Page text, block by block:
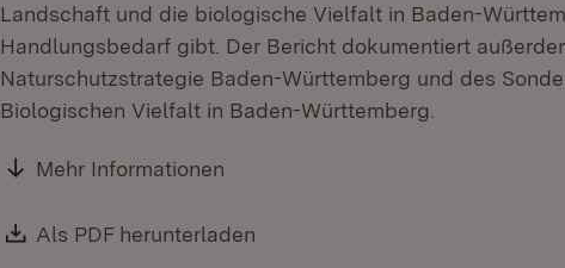
Landschaft und die biologische Vielfalt in Baden-
Handlungsbedarf gibt. Der Bericht dokumentiert
Naturschutzstrategie Baden-Württemberg und des
Biologischen Vielfalt in Baden-Württemberg.
Mehr Informationen
Download:
Als PDF herunterladen